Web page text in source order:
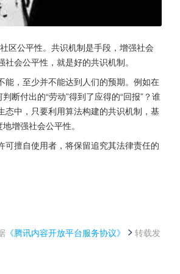
区公平性。共识机制是手段，增强社会
会公平性，就是好的共识机制。
，至少并不能达到人们的预期。例如在
断付出的“劳动”得到了应得的“回报”？谁
中，只要利用算法构建的共识机制，基
增强社会公平性。
擅自使用者，将保留追究其法律责任的
《腾讯内容开放平台服务协议》
转载发